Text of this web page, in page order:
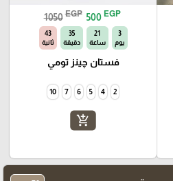
1050 EGP 500 EGP
3
يوم
21
ساعة
35
دقيقة
42
ثانية
فستان چينز تومي
2
4
5
6
7
10
add_shopping_cart